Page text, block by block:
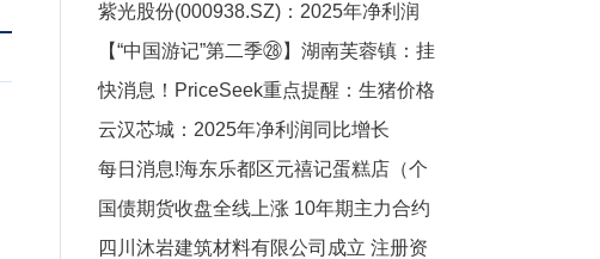
利润同比增长46.47%—75.77% 每日精选
紫光股份(000938.SZ)：2025年净利润
16.86亿元 同比增长7.19%
【“中国游记”第二季㉘】湖南芙蓉镇：挂
在瀑布上的湘西明珠
快消息！PriceSeek重点提醒：生猪价格
环比下降4.2%
云汉芯城：2025年净利润同比增长
12.02% 拟10转3派5元
每日消息!海东乐都区元禧记蛋糕店（个
体工商户）成立 注册资本5万人民币
国债期货收盘全线上涨 10年期主力合约
涨0.14%
四川沐岩建筑材料有限公司成立 注册资